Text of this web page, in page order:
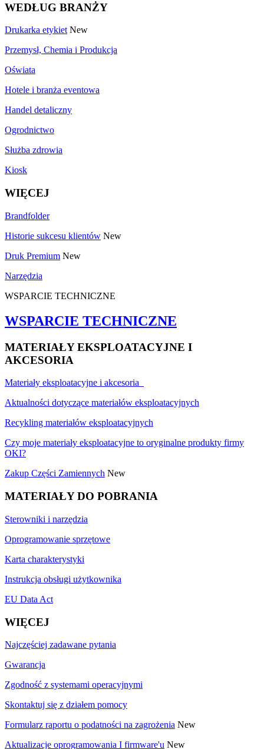
WEDŁUG BRANŻY
Drukarka etykiet New
Przemysł, Chemia i Produkcja
Oświata
Hotele i branża eventowa
Handel detaliczny
Ogrodnictwo
Służba zdrowia
Kiosk
WIĘCEJ
Brandfolder
Historie sukcesu klientów New
Druk Premium New
Narzędzia
WSPARCIE TECHNICZNE
WSPARCIE TECHNICZNE
MATERIAŁY EKSPLOATACYJNE I
AKCESORIA
Materiały eksploatacyjne i akcesoria
Aktualności dotyczące materiałów eksploatacyjnych
Recykling materiałów eksploatacyjnych
Czy moje materiały eksploatacyjne to oryginalne produkty firmy
OKI?
Zakup Części Zamiennych New
MATERIAŁY DO POBRANIA
Sterowniki i narzędzia
Oprogramowanie sprzętowe
Karta charakterystyki
Instrukcja obsługi użytkownika
EU Data Act
WIĘCEJ
Najczęściej zadawane pytania
Gwarancja
Zgodność z systemami operacyjnymi
Skontaktuj się z działem pomocy
Formularz raportu o podatności na zagrożenia New
Aktualizacje oprogramowania I firmware'u New